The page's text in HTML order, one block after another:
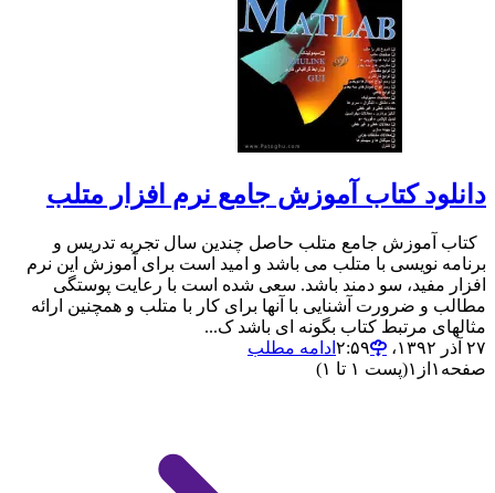
دانلود کتاب آموزش جامع نرم افزار متلب
کتاب آموزش جامع متلب حاصل چندین سال تجربه تدریس و
برنامه نویسی با متلب می باشد و امید است برای آموزش این نرم
افزار مفید، سو دمند باشد. سعی شده است با رعایت پوستگی
مطالب و ضرورت آشنایی با آنها برای کار با متلب و همچنین ارائه
مثالهای مرتبط کتاب بگونه ای باشد ک...
۲۷ آذر ۱۳۹۲،‏ ۲:۵۹
ادامه مطلب
صفحه ۱ از ۱(پست ۱ تا ۱)